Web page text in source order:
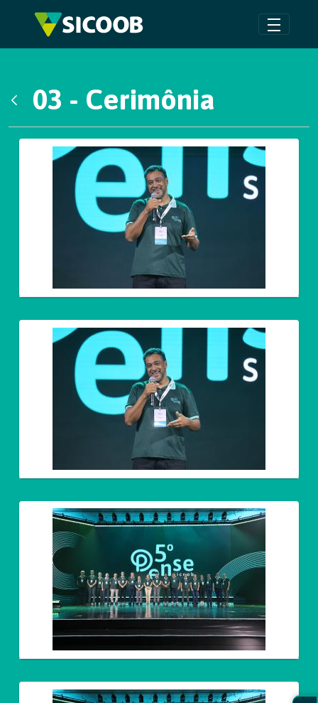
Pular para o Conteúdo principal
03 - Cerimônia
Galeria de Mídias